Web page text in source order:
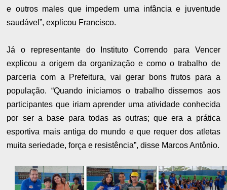
e outros males que impedem uma infância e juventude
saudável”, explicou Francisco.
Já o representante do Instituto Correndo para Vencer
explicou a origem da organização e como o trabalho de
parceria com a Prefeitura, vai gerar bons frutos para a
população. “Quando iniciamos o trabalho dissemos aos
participantes que iriam aprender uma atividade conhecida
por ser a base para todas as outras; que era a prática
esportiva mais antiga do mundo e que requer dos atletas
muita seriedade, força e resistência”, disse Marcos Antônio.